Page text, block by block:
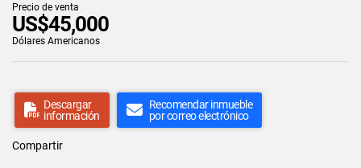
Precio de venta
US$45,000
Dólares Americanos
Descargar
información
Recomendar inmueble
por correo electrónico
Compartir